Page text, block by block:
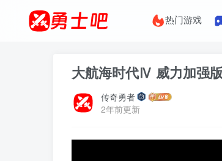
热门游戏
大航海时代Ⅳ 威力加强
传奇勇者
2年前更新